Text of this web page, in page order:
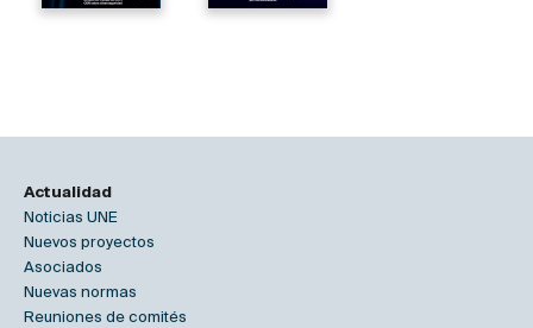
Actualidad
Noticias UNE
Nuevos proyectos
Asociados
Nuevas normas
Reuniones de comités